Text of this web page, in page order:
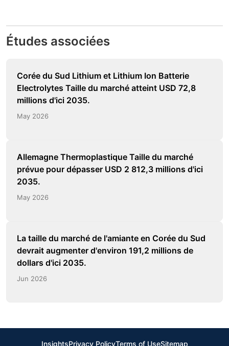
Études associées
Corée du Sud Lithium et Lithium Ion Batterie
Electrolytes Taille du marché atteint USD 72,8
millions d'ici 2035.
May 2026
Allemagne Thermoplastique Taille du marché
prévue pour dépasser USD 2 812,3 millions d'ici
2035.
May 2026
La taille du marché de l'amiante en Corée du Sud
devrait augmenter d'environ 191,2 millions de
dollars d'ici 2035.
Jun 2026
InsightsPrivacy PolicyTerms of UseSitemap